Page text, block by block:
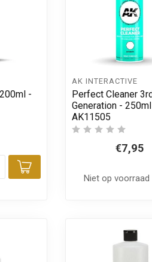
-
Toevoegen aan
AK INTERACTIVE
Perfect Cleaner 3rd
Generation -
AK11505
€7,95
Niet op voorraad